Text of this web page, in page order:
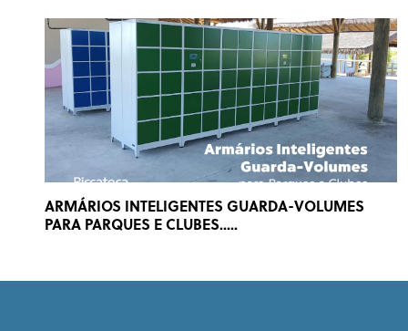
ARMÁRIOS INTELIGENTES GUARDA-VOLUMES
PARA PARQUES E CLUBES.....